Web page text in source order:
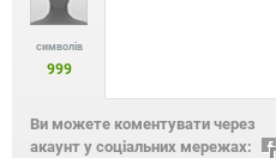
символів
999
Ви можете коментувати через
акаунт у соціальних мережах: